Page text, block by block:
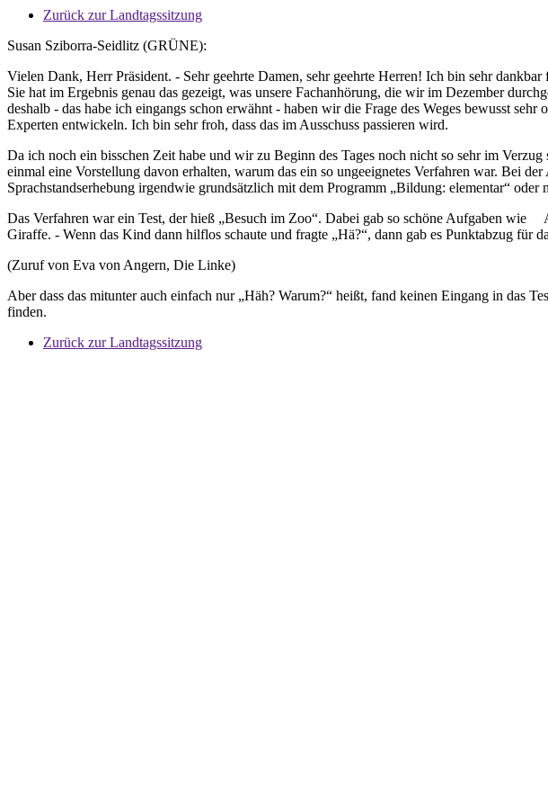
Zurück zur Landtagssitzung
Susan Sziborra-Seidlitz (GRÜNE):
Vielen Dank, Herr Präsident. - Sehr geehrte Damen, sehr geehrte Herren! Ich bin sehr
Sie hat im Ergebnis genau das gezeigt, was unsere Fachanhörung, die wir im Dezember
deshalb - das habe ich eingangs schon erwähnt - haben wir die Frage des Weges bewusst
Experten entwickeln. Ich bin sehr froh, dass das im Ausschuss passieren wird.
Da ich noch ein bisschen Zeit habe und wir zu Beginn des Tages noch nicht so sehr im
einmal eine Vorstellung davon erhalten, warum das ein so ungeeignetes Verfahren war. Bei
Sprachstandserhebung irgendwie grundsätzlich mit dem Programm „Bildung: elementar“
Das Verfahren war ein Test, der hieß „Besuch im Zoo“. Dabei gab so schöne Aufgaben
Giraffe. - Wenn das Kind dann hilflos schaute und fragte „Hä?“, dann gab es Punktabzug für
(Zuruf von Eva von Angern, Die Linke)
Aber dass das mitunter auch einfach nur „Häh? Warum?“ heißt, fand keinen Eingang in das
finden.
Zurück zur Landtagssitzung